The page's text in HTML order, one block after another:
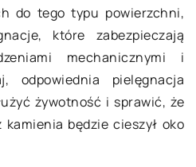
do tego typu powierzchni,
które zabezpieczają
mechanicznymi i
odpowiednia pielęgnacja
żywotność i sprawić, że
będzie cieszył oko